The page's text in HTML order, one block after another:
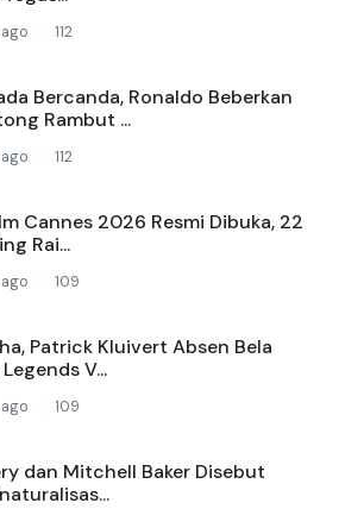
112
Bercanda, Ronaldo Beberkan
Rambut ...
112
Cannes 2026 Resmi Dibuka, 22
Rai...
109
Patrick Kluivert Absen Bela
V...
109
dan Mitchell Baker Disebut